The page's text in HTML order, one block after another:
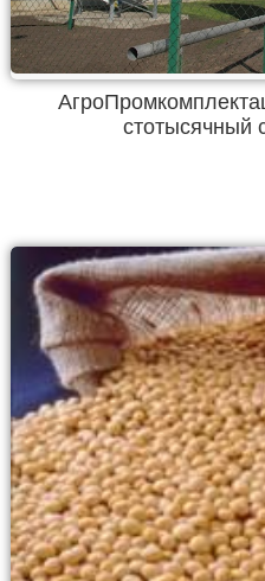
стотысячный